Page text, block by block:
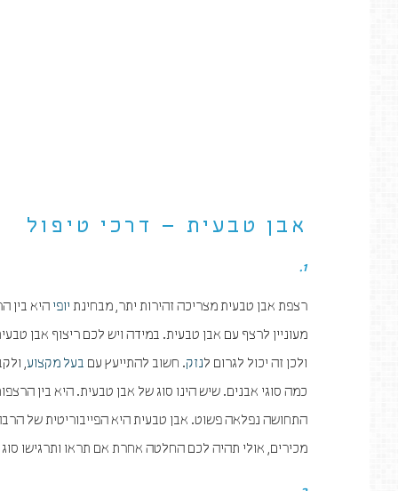
אבן טבעית – דרכי טיפול
1.
רצפת אבן טבעית מצריכה זהירות יתר, מבחינת יופי היא בין
מעוניין לרצף עם אבן טבעית. במידה ויש לכם ריצוף אבן
ולכן זה יכול לגרום לנזק. חשוב להתייעץ עם בעל מקצוע,
כמה סוגי אבנים. שיש הינו סוג של אבן טבעית. היא בין
התחושה נפלאה פשוט. אבן טבעית היא הפייבוריטית של
מכירים, אולי תהיה לכם החלטה אחרת אם תראו ותרגישו